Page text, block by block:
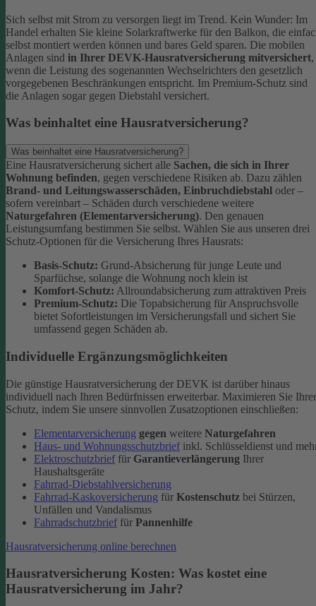
Sich selbst mit Strom zu versorgen liegt im Trend. Kein Wunder: Im
Handel erhalten Sie kleine Solarkraftwerke für den Balkon, die
selbst montiert werden können und bares Geld sparen. Die mobilen
Anlagen sind in Ihrer DEVK-Hausratversicherung mitversichert,
wenn die Leistung des sogenannten Wechselrichters den gesetzlich
vorgegebenen Beschränkungen entspricht. Im Premium-Schutz sind
die Anlagen sogar gegen Diebstahl versichert.
Was beinhaltet eine Hausratversicherung?
Was beinhaltet eine Hausratversicherung?
Eine Hausratversicherung sichert alle Sachen, die sich in Ihrer
Wohnung befinden, gegen verschiedene Risiken ab. Dazu zählen
Brand- und Leitungswasserschäden, Einbruchdiebstahl oder –
sofern vereinbart – Schäden durch verschiedene weitere
Naturgefahren (Elementarversicherung). Den genauen
Leistungsumfang bestimmen Sie selbst. Wählen Sie aus unseren drei
Schutz-Optionen für die Versicherung Ihres Hausrats:
Basis-Schutz: Grund-Absicherung für junge Leute und
Sparfüchse, solange die Wohnung noch klein ist
Komfort-Schutz: Allroundabsicherung zum attraktiven Preis
Premium-Schutz: Die Topabsicherung für Anspruchsvolle
bietet Sofortleistungen im Versicherungsfall und sichert Sie
umfassend gegen Schäden ab.
Individuelle Ergänzungsmöglichkeiten
Die günstige Hausratversicherung der DEVK ist darüber hinaus
individuell nach Ihren Bedürfnissen erweiterbar. Maximieren Sie
Schutz, indem Sie unsere sinnvollen Zusatzoptionen einschließen:
Elementarversicherung gegen weitere Naturgefahren
Haus- und Wohnungsschutzbrief inkl. Schlüsseldienst und
Elektroschutzbrief für Garantieverlängerung Ihrer
Haushaltsgeräte
Fahrrad-Diebstahlversicherung
Fahrrad-Kaskoversicherung für Kostenschutz bei Stürzen,
Unfällen und Vandalismus
Fahrradschutzbrief für Pannenhilfe
Hausratversicherung online berechnen
Hausratversicherung Kosten: Was kostet eine
Hausratversicherung im Jahr?